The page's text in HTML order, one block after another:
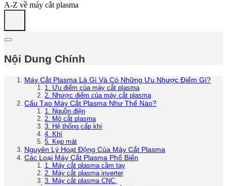
A-Z về máy cắt plasma
Nội Dung Chính
Máy Cắt Plasma Là Gì Và Có Những Ưu Nhược Điểm Gì?
1. Ưu điểm của máy cắt plasma
2. Nhược điểm của máy cắt plasma
Cấu Tạo Máy Cắt Plasma Như Thế Nào?
1. Nguồn điện
2. Mỏ cắt plasma
3. Hệ thống cấp khí
4. Khí
5. Kẹp mát
Nguyên Lý Hoạt Động Của Máy Cắt Plasma
Các Loại Máy Cắt Plasma Phổ Biến
1. Máy cắt plasma cầm tay
2. Máy cắt plasma inverter
3. Máy cắt plasma CNC